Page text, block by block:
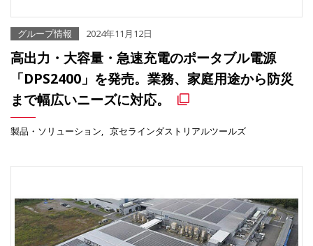
グループ情報 2024年11月12日
高出力・大容量・急速充電のポータブル電源
「DPS2400」を発売。業務、家庭用途から防災
まで幅広いニーズに対応。
製品・ソリューション 京セラインダストリアルツールズ